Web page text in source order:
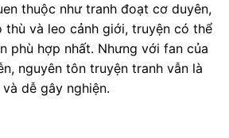
thuộc như tranh đoạt cơ duyên,
thù và leo cảnh giới, truyện có thể
phù hợp nhất. Nhưng với fan của
nguyên tôn truyện tranh vẫn là
dễ gây nghiện.